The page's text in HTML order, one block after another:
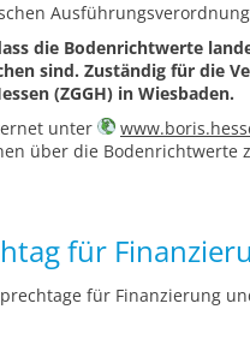
die Bodenrichtwerte
sind. Zuständig für die
(ZGGH) in Wiesbaden.
unter
über die Bodenrichtwerte
für
für Finanzierung